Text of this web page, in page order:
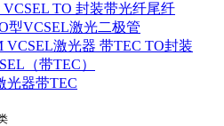
VCSEL TO 封装带光纤尾纤
型VCSEL激光二极管
VCSEL激光器 带TEC TO封装
（带TEC）
光器带TEC